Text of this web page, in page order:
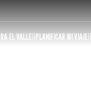
EL VALLE PLANIFICAR MI VIAJE